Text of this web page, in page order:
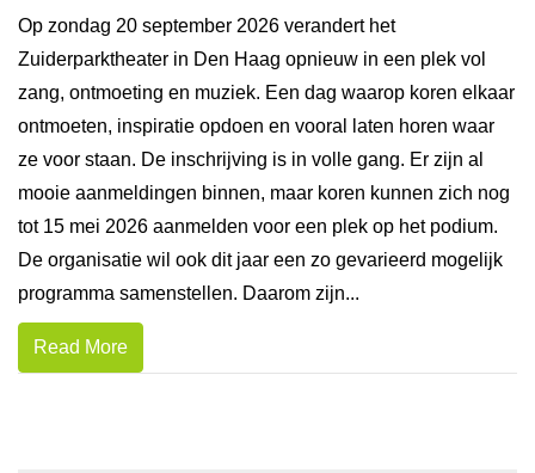
Op zondag 20 september 2026 verandert het
Zuiderparktheater in Den Haag opnieuw in een plek vol
zang, ontmoeting en muziek. Een dag waarop koren elkaar
ontmoeten, inspiratie opdoen en vooral laten horen waar
ze voor staan. De inschrijving is in volle gang. Er zijn al
mooie aanmeldingen binnen, maar koren kunnen zich nog
tot 15 mei 2026 aanmelden voor een plek op het podium.
De organisatie wil ook dit jaar een zo gevarieerd mogelijk
programma samenstellen. Daarom zijn...
Read More